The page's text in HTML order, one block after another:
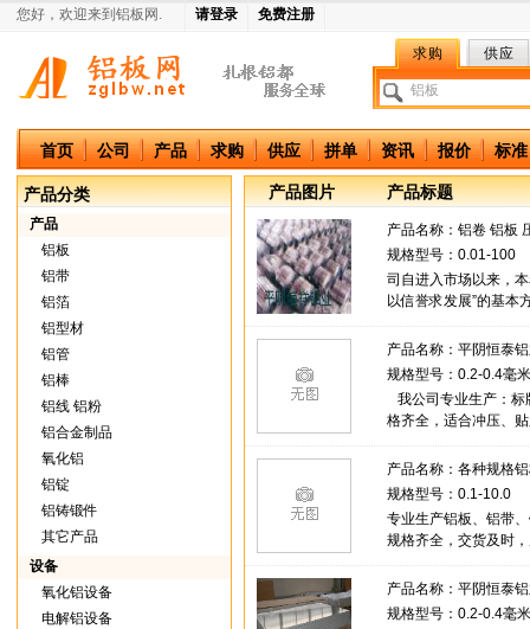
您好，欢迎来到铝板网. 请登录 免费注册
中国铝板网
求购 供应
首页 公司 产品 求购 供应 拼单 资讯 报价 标准
产品分类
产品
铝板
铝带
铝箔
铝型材
铝管
铝棒
铝线 铝粉
铝合金制品
氧化铝
铝锭
铝铸锻件
其它产品
设备
氧化铝设备
电解铝设备
产品图片 产品标题
产品名称： 铝卷 铝板
规格型号：0.01-100
司自进入市场以来，
以信誉求发展”的基本
为中心，以长三角为
产品名称： 平阴恒泰
规格型号：0.2-0.4毫
我公司专业生产：标
格齐全，适合冲压、
欢迎新老用户光临指
产品名称： 各种规格
规格型号：0.1-10.0
专业生产铝板、铝带
规格齐全，交货及时
市平阴县境内，东临
产品名称： 平阴恒泰
规格型号：0.2-0.4毫